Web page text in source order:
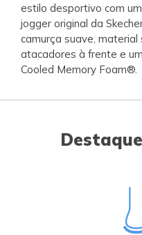
estilo desportivo com
jogger original da
camurça suave, material
atacadores à frente e
Cooled Memory Foam®.